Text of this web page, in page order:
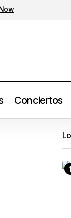
Conciertos